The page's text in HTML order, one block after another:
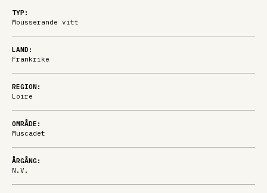
TYP:
Mousserande vitt
LAND:
Frankrike
REGION:
Loire
OMRÅDE:
Muscadet
ÅRGÅNG:
N.V.